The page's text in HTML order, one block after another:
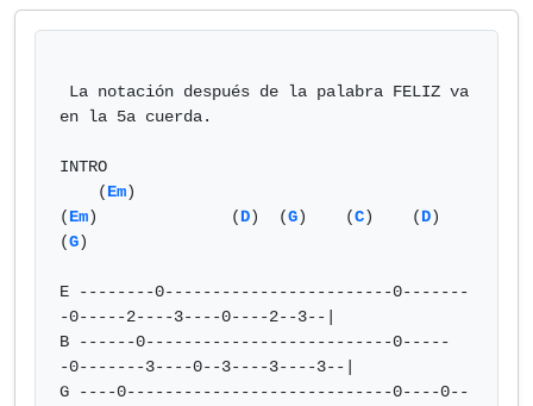
en la 5a cuerda.
INTRO
    (
Em)
(Em )		  (D)  (G)    (C)    (D)
(G)
E --------0------------------------0-------
-0-----2----3----0----2--3--|
B ------0--------------------------0-----
-0-------3----0--3----3----3--|
G ----0----------------------------0----0--